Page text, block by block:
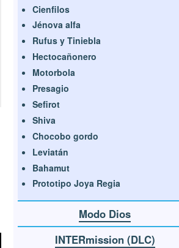
Cienfilos
Jénova alfa
Rufus y Tiniebla
Hectocañonero
Motorbola
Presagio
Sefirot
Shiva
Chocobo gordo
Leviatán
Bahamut
Prototipo Joya Regia
Modo Dios
INTERmission (DLC)